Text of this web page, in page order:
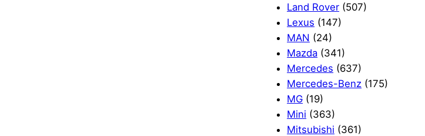
Land Rover (507)
Lexus (147)
MAN (24)
Mazda (341)
Mercedes (637)
Mercedes-Benz (175)
MG (19)
Mini (363)
Mitsubishi (361)